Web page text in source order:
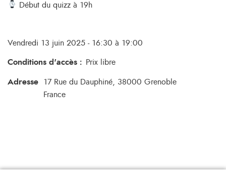
Début du quizz à 19h
Vendredi 13 juin 2025 - 16:30 à 19:00
Conditions d'accès : Prix libre
Adresse
17 Rue du Dauphiné, 38000 Grenoble
France